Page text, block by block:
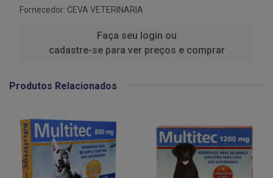
Fornecedor: CEVA VETERINARIA
Faça seu login ou
cadastre-se para ver preços e comprar
Produtos Relacionados